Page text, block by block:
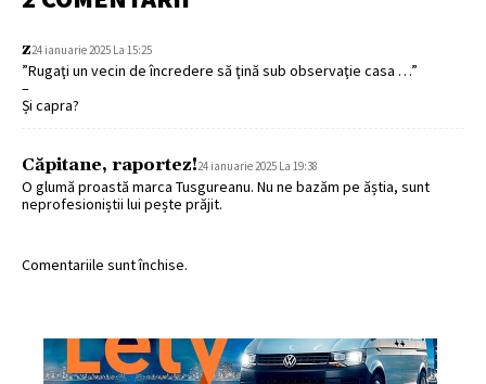
z24 ianuarie 2025 La 15:25
”Rugaţi un vecin de încredere să ţină sub observaţie casa …”
–
Și capra?
Căpitane, raportez!24 ianuarie 2025 La 19:38
O glumă proastă marca Tusgureanu. Nu ne bazăm pe ăștia, sunt
neprofesioniștii lui pește prăjit.
Comentariile sunt închise.